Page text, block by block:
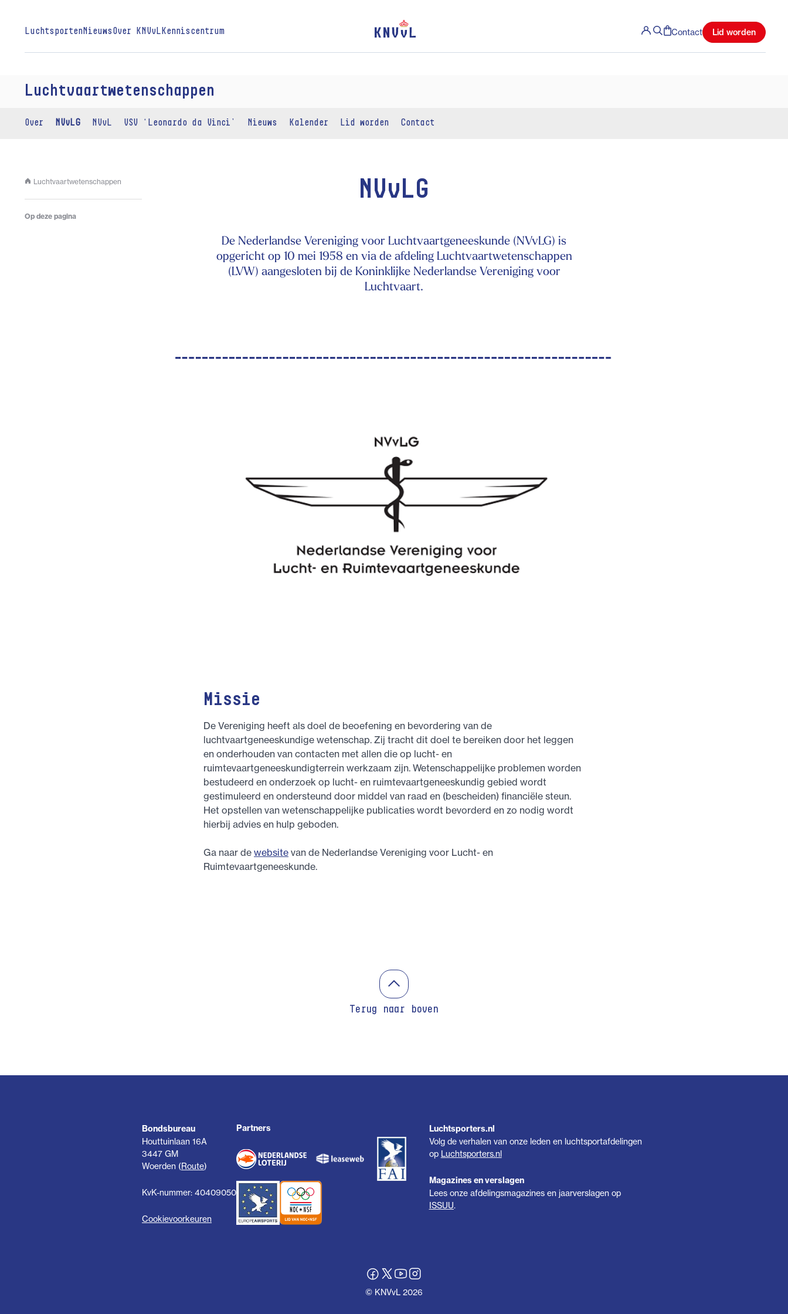
Luchtsporten Nieuws Over KNVvL Kenniscentrum Contact Lid worden
Luchtvaartwetenschappen
Over NVvLG NVvL VSV ‘Leonardo da Vinci’ Nieuws Kalender Lid worden Contact
Luchtvaartwetenschappen
Op deze pagina
NVvLG
De Nederlandse Vereniging voor Luchtvaartgeneeskunde (NVvLG) is
opgericht op 10 mei 1958 en via de afdeling Luchtvaartwetenschappen
(LVW) aangesloten bij de Koninklijke Nederlandse Vereniging voor
Luchtvaart.
Missie
De Vereniging heeft als doel de beoefening en bevordering van de
luchtvaartgeneeskundige wetenschap. Zij tracht dit doel te bereiken door het leggen
en onderhouden van contacten met allen die op lucht- en
ruimtevaartgeneeskundigterrein werkzaam zijn. Wetenschappelijke problemen worden
bestudeerd en onderzoek op lucht- en ruimtevaartgeneeskundig gebied wordt
gestimuleerd en ondersteund door middel van raad en (bescheiden) financiële steun.
Het opstellen van wetenschappelijke publicaties wordt bevorderd en zo nodig wordt
hierbij advies en hulp geboden.
Ga naar de website van de Nederlandse Vereniging voor Lucht- en
Ruimtevaartgeneeskunde.
Terug naar boven
Bondsbureau
Houttuinlaan 16A
3447 GM
Woerden (Route)
KvK-nummer: 40409050
Cookievoorkeuren
Partners Luchtsporters.nl
Volg de verhalen van onze leden en luchtsportafdelingen
op Luchtsporters.nl
Magazines en verslagen
Lees onze afdelingsmagazines en jaarverslagen op
ISSUU.
© KNVvL 2026